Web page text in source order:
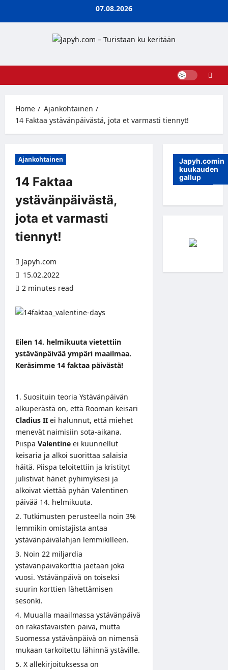
07.08.2026
Home
Ajankohtainen
14 Faktaa ystävänpäivästä, jota et varmasti tiennyt!
Ajankohtainen
14 Faktaa
ystävänpäivästä,
jota et varmasti
tiennyt!
Japyh.com
15.02.2022
2 minutes read
Eilen 14. helmikuuta vietettiin
ystävänpäivää ympäri maailmaa.
Keräsimme 14 faktaa päivästä!
Suosituin teoria Ystävänpäivän
alkuperästä on, että Rooman keisari
Cladius II ei halunnut, että miehet
menevät naimisiin sota-aikana.
Piispa Valentine ei kuunnellut
keisaria ja alkoi suorittaa salaisia
häitä. Piispa teloitettiin ja kristityt
julistivat hänet pyhimyksesi ja
alkoivat viettää pyhän Valentinen
päivää 14. helmikuuta.
Tutkimusten perusteella noin 3%
lemmikin omistajista antaa
ystävänpäivälahjan lemmikilleen.
Noin 22 miljardia
ystävänpäiväkorttia jaetaan joka
vuosi. Ystävänpäivä on toiseksi
suurin korttien lähettämisen
sesonki.
Muualla maailmassa ystävänpäivä
on rakastavaisten päivä, mutta
Suomessa ystävänpäivä on nimensä
mukaan tarkoitettu lähinnä ystäville.
X allekirjoituksessa on
Japyh.comin
kuukauden
gallup